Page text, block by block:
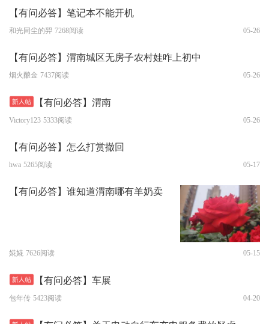
【有问必答】笔记本不能开机
和光同尘的羿 7268阅读 05-26
【有问必答】渭南城区无房子农村娃咋上初中
烟火酿金 7437阅读 05-26
【有问必答】渭南
Victory123 5333阅读 05-26
【有问必答】怎么打赏撤回
hwa 5265阅读 05-17
【有问必答】谁知道渭南哪有羊奶卖
婲婲 7626阅读 05-15
【有问必答】车展
包年传 5423阅读 04-20